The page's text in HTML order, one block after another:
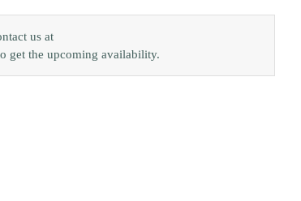
us at
get the upcoming availability.